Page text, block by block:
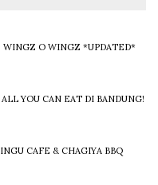
WINGZ O WINGZ *UPDATED*
YOU CAN EAT DI BANDUNG!
CAFE & CHAGIYA BBQ